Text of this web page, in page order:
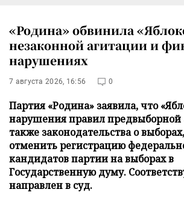
«Родина» обвинила
незаконной агитации и
нарушениях
7 августа 2026, 16:56 0
Партия «Родина» заявила, что
нарушения правил предвыборной
также законодательства о
отменить регистрацию
кандидатов партии на выборах в
Государственную думу.
направлен в суд.